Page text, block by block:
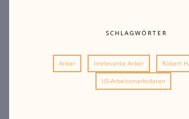
SCHLAGWÖRTER
Anker Irrelevante Anker Robert
US-Arbeitsmarktdaten